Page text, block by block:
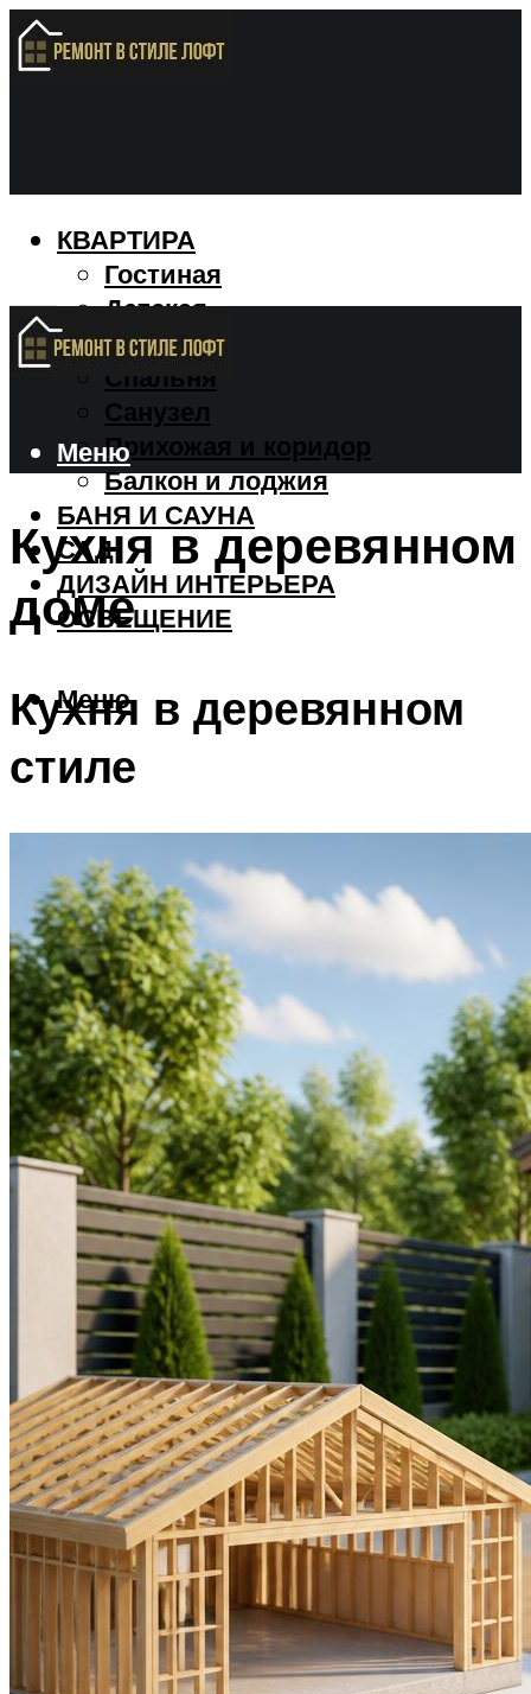
КВАРТИРА
Гостиная
Детская
Кухня
Спальня
Санузел
Прихожая и коридор
Балкон и лоджия
БАНЯ И САУНА
САД
ДИЗАЙН ИНТЕРЬЕРА
ОСВЕЩЕНИЕ
Меню
Меню
Кухня в деревянном
доме
Кухня в деревянном
стиле